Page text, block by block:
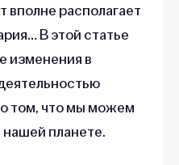
располагает
В этой статье
изменения в
о том, что мы можем
планете.